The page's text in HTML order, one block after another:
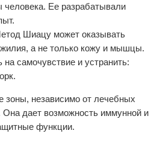
человека. Ее разрабатывали
Шиацу может оказывать
а не только кожу и мышцы.
самочувствие и устранить:
зоны, независимо от лечебных
Она дает возможность иммунной и
функции.